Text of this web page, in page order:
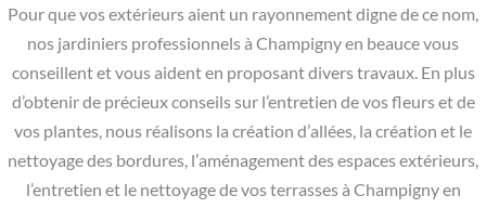
Pour que vos extérieurs aient un rayonnement digne de ce nom,
nos jardiniers professionnels à Champigny en beauce vous
conseillent et vous aident en proposant divers travaux. En plus
d’obtenir de précieux conseils sur l’entretien de vos fleurs et de
vos plantes, nous réalisons la création d’allées, la création et le
nettoyage des bordures, l’aménagement des espaces extérieurs,
l’entretien et le nettoyage de vos terrasses à Champigny en